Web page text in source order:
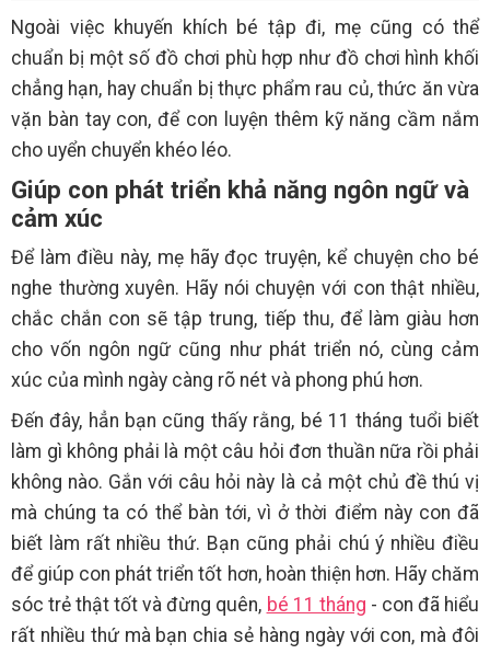
Ngoài việc khuyến khích bé tập đi, mẹ cũng có thể
chuẩn bị một số đồ chơi phù hợp như đồ chơi hình khối
chẳng hạn, hay chuẩn bị thực phẩm rau củ, thức ăn vừa
vặn bàn tay con, để con luyện thêm kỹ năng cầm nắm
cho uyển chuyển khéo léo.
Giúp con phát triển khả năng ngôn ngữ và
cảm xúc
Để làm điều này, mẹ hãy đọc truyện, kể chuyện cho bé
nghe thường xuyên. Hãy nói chuyện với con thật nhiều,
chắc chắn con sẽ tập trung, tiếp thu, để làm giàu hơn
cho vốn ngôn ngữ cũng như phát triển nó, cùng cảm
xúc của mình ngày càng rõ nét và phong phú hơn.
Đến đây, hẳn bạn cũng thấy rằng, bé 11 tháng tuổi biết
làm gì không phải là một câu hỏi đơn thuần nữa rồi phải
không nào. Gắn với câu hỏi này là cả một chủ đề thú vị
mà chúng ta có thể bàn tới, vì ở thời điểm này con đã
biết làm rất nhiều thứ. Bạn cũng phải chú ý nhiều điều
để giúp con phát triển tốt hơn, hoàn thiện hơn. Hãy chăm
sóc trẻ thật tốt và đừng quên, bé 11 tháng - con đã hiểu
rất nhiều thứ mà bạn chia sẻ hàng ngày với con, mà đôi